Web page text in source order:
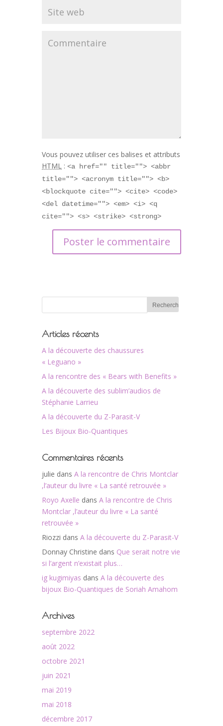
Vous pouvez utiliser ces balises et attributs
HTML : <a href="" title=""> <abbr
title=""> <acronym title=""> <b>
<blockquote cite=""> <cite> <code>
<del datetime=""> <em> <i> <q
cite=""> <s> <strike> <strong>
Articles récents
A la découverte des chaussures
« Leguano »
A la rencontre des « Bears with Benefits »
A la découverte des sublim’audios de
Stéphanie Larrieu
A la découverte du Z-Parasit-V
Les Bijoux Bio-Quantiques
Commentaires récents
julie dans A la rencontre de Chris Montclar
,l’auteur du livre « La santé retrouvée »
Royo Axelle dans A la rencontre de Chris
Montclar ,l’auteur du livre « La santé
retrouvée »
Riozzi dans A la découverte du Z-Parasit-V
Donnay Christine dans Que serait notre vie
si l’argent n’existait plus…
ig kugimiyas dans A la découverte des
bijoux Bio-Quantiques de Soriah Amahom
Archives
septembre 2022
août 2022
octobre 2021
juin 2021
mai 2019
mai 2018
décembre 2017